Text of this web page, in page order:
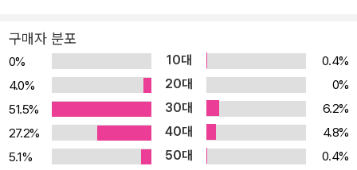
들기 쉽고, 보기에 좋고, 먹기에도 좋은 우리 음식 비빔밥, 그 한 그릇
의 즐거운 이야기에 신이 나고 행복할 것입니다. 오감을 자극하고 상
상력을 펼치는 즐거운 요리 그림책 요리는 아이들에게 오감을 자극하
는 훌륭한 활동입니다. 요리를 하며 여러 가지 다양한 재료의 색깔을
보고, 냄새를 맡으며, 질감을 느낄 수 있기 때문입니다. 요리를 하는
중에 들리는 경쾌한 소리도 즐겁고, 다 만든 뒤에 맛있게 먹는 만족감
구매자 분포
0% 10대
0.4%
4.0%
20대
0%
51.5%
30대
6.2%
27.2%
40대
4.8%
5.1%
50대
0.4%